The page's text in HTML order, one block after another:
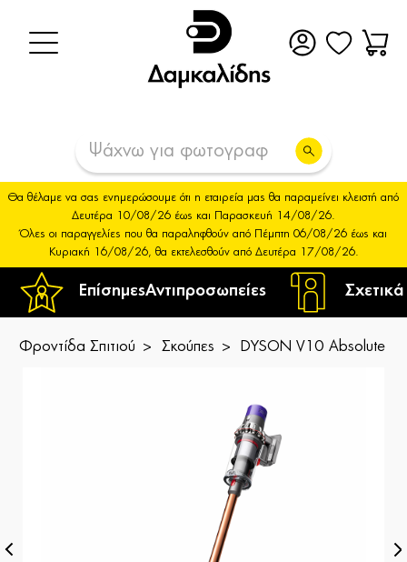
ΕπίσημεςΑντιπροσωπείες
Θα θέλαμε να σας ενημερώσουμε ότι η εταιρεία μας θα παραμείνει κλειστή από
Δευτέρα 10/08/26 έως και Παρασκευή 14/08/26.
Όλες οι παραγγελίες που θα παραληφθούν από Πέμπτη 06/08/26 έως και
Κυριακή 16/08/26, θα εκτελεσθούν από Δευτέρα 17/08/26.
Φροντίδα Σπιτιού Σκούπες DYSON V10 Absolute